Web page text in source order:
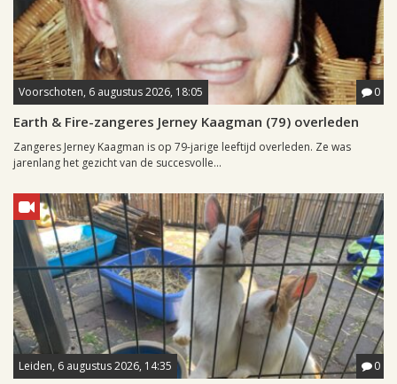
Voorschoten, 6 augustus 2026, 18:05 0
Earth & Fire-zangeres Jerney Kaagman (79) overleden
Zangeres Jerney Kaagman is op 79-jarige leeftijd overleden. Ze was
jarenlang het gezicht van de succesvolle...
Leiden, 6 augustus 2026, 14:35 0